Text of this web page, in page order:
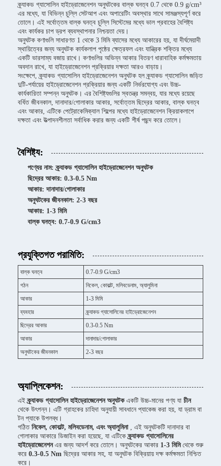
ক্র্যাকড গ্যাসোলিন হাইড্রোজেনেশন অনুঘটকের বাল্ক ঘনত্ব 0.7 থেকে 0.9 g/cm³
এর মধ্যে, যা বিভিন্ন চুল্লি সেটআপ এবং অপারেটিং অবস্থার সাথে সামঞ্জস্যপূর্ণ করে
তোলে। এই সর্বোত্তম বাল্ক ঘনত্ব চুল্লি সিস্টেমের মধ্যে ভাল প্রবাহের বৈশিষ্ট্য
এবং কার্যকর চাপ ড্রপ ব্যবস্থাপনার নিশ্চয়তা দেয়।
অনুঘটক কণাগুলি সাধারণত 1 থেকে 3 মিমি ব্যাসের মধ্যে আকারের হয়, যা দীর্ঘমেয়াদী
স্থায়িত্বের জন্য অনুঘটক কার্যকলাপ পৃষ্ঠের ক্ষেত্রফল এবং যান্ত্রিক শক্তির মধ্যে
একটি ভারসাম্য বজায় রাখে। কণাগুলির অভিন্ন আকার বিতরণ ধারাবাহিক কর্মক্ষমতায়
অবদান রাখে, যা হাইড্রোজেনেশন প্রক্রিয়ার দক্ষতা আরও বাড়ায়।
সংক্ষেপে, ক্র্যাকড গ্যাসোলিন হাইড্রোজেনেশন অনুঘটক হল ক্র্যাকড গ্যাসোলিন জড়িত
দুটি-পর্যায়ের হাইড্রোজেনেশন প্রক্রিয়ার জন্য একটি নির্ভরযোগ্য এবং উচ্চ-
কার্যকারিতা সম্পন্ন অনুঘটক। এর বৈশিষ্ট্যগুলির স্বতন্ত্র সমন্বয়, যার মধ্যে রয়েছে
বর্ধিত জীবনকাল, দানাদার/গোলাকার আকার, সর্বোত্তম ছিদ্রের আকার, বাল্ক ঘনত্ব
এবং আকার, এটিকে পেট্রোকেমিক্যাল শিল্পের মধ্যে হাইড্রোজেনেশন ক্রিয়াকলাপে
দক্ষতা এবং উত্পাদনশীলতা সর্বাধিক করার জন্য একটি শীর্ষ পছন্দ করে তোলে।
বৈশিষ্ট্য:
পণ্যের নাম: ক্র্যাকড গ্যাসোলিন হাইড্রোজেনেশন অনুঘটক
ছিদ্রের আকার: 0.3-0.5 Nm
আকার: দানাদার/গোলাকার
অনুঘটকের জীবনকাল: 2-3 বছর
আকার: 1-3 মিমি
বাল্ক ঘনত্ব: 0.7-0.9 G/cm3
প্রযুক্তিগত পরামিতি:
বাল্ক ঘনত্ব
0.7-0.9 G/cm3
গঠন
নিকেল, কোবাল্ট, মলিবডেনাম, অ্যালুমিনা
আকার
1-3 মিমি
ব্যবহার
ক্র্যাকড গ্যাসোলিনের হাইড্রোজেনেশন
ছিদ্রের আকার
0.3-0.5 Nm
আকার
দানাদার/গোলাকার
অনুঘটকের জীবনকাল
2-3 বছর
অ্যাপ্লিকেশন:
এইক্র্যাকড গ্যাসোলিন হাইড্রোজেনেশন অনুঘটক একটি উচ্চ-মানের পণ্য যা চীন
থেকে উৎপন্ন। এটি গ্রাহকের চাহিদা অনুযায়ী সাবধানে প্যাকেজ করা হয়, যা ড্রাম বা
টন প্যাকে উপলব্ধ।
গঠিত নিকেল, কোবাল্ট, মলিবডেনাম, এবং অ্যালুমিনা , এই অনুঘটকটি দানাদার বা
গোলাকার আকারে ডিজাইন করা হয়েছে, যা এটিকেক্র্যাকড গ্যাসোলিনের
হাইড্রোজেনেশন এর জন্য আদর্শ করে তোলে। অনুঘটকের আকার 1-3 মিমি থেকে শুরু
করে 0.3-0.5 Nm ছিদ্রের আকার সহ, যা অনুঘটক বিক্রিয়ায় দক্ষ কর্মক্ষমতা নিশ্চিত
করে।